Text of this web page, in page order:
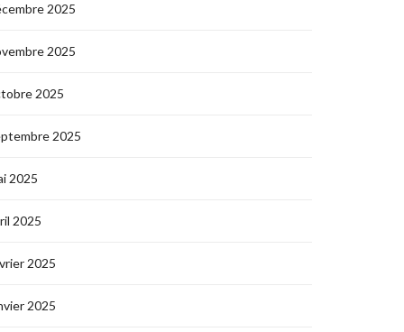
2025
2025
2025
2025
2025
2025
2025
2025